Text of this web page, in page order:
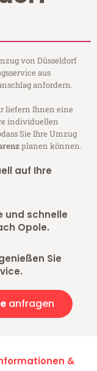
von Düsseldorf
aus
anfordern.
liefern Ihnen eine
individuellen
Sie Ihre Umzug
planen können.
auf Ihre
und schnelle
Opole.
Sie
anfragen
&